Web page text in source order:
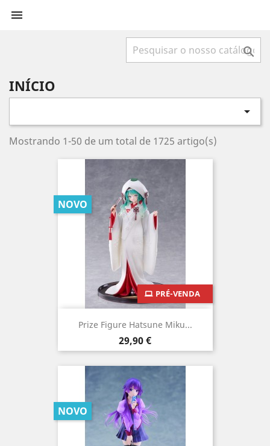


INÍCIO

Mostrando 1-50 de um total de 1725 artigo(s)
Prize Figure Hatsune Miku...
Preço
29,90 €
PRÉ-VENDA
NOVO
NOVO